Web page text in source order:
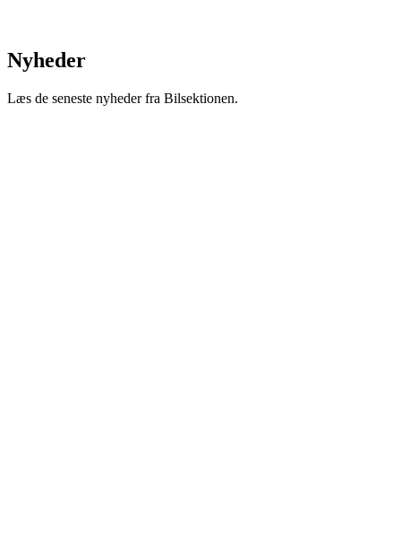
Nyheder
Læs de seneste nyheder fra Bilsektionen.